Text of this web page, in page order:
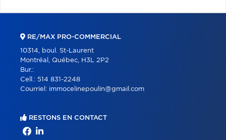
RE/MAX PRO-COMMERCIAL
10314, boul. St-Laurent
Montréal, Québec, H3L 2P2
Bur.:
Cell.: 514 831-2248
Courriel: immocelinepoulin@gmail.com
RESTONS EN CONTACT